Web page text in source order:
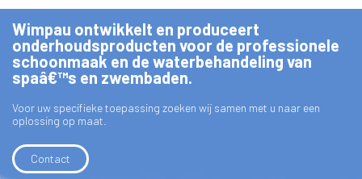
Wimpau ontwikkelt en produceert
onderhoudsproducten voor de professionele
schoonmaak en de waterbehandeling van
spaâ€™s en zwembaden.
Voor uw specifieke toepassing zoeken wij samen met u naar een
oplossing op maat.
Contact